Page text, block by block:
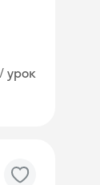
урок